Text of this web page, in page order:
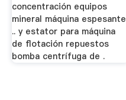
concentración equipos
mineral máquina espesante
.. y estator para máquina
de flotación repuestos
bomba centrífuga de .